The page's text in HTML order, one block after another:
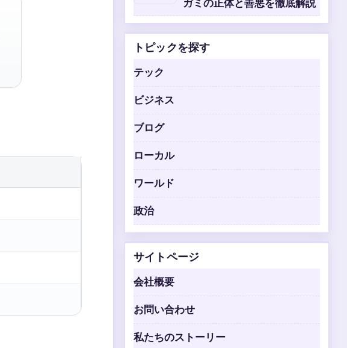
トピックを探す
テック
ビジネス
ブログ
ローカル
ワールド
政治
サイトページ
会社概要
お問い合わせ
私たちのストーリー